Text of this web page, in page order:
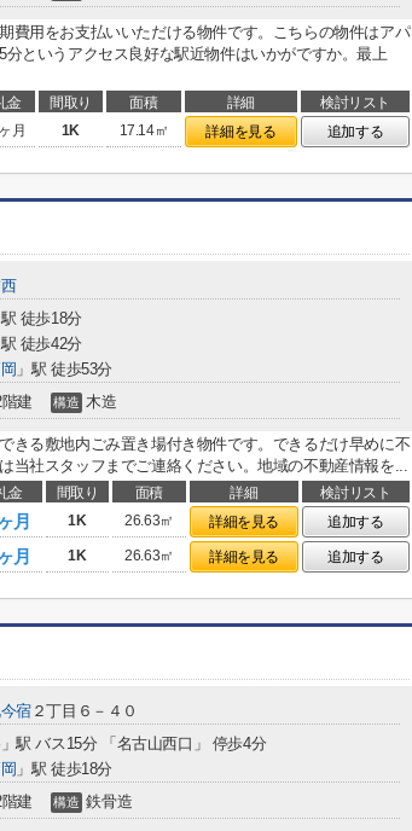
費用をお支払いいただける物件です。こちらの物件はアパ
分というアクセス良好な駅近物件はいかがですか。最上
金 間取り 面積 詳細
検討リスト
月 1K 17.14㎡ 詳細を見る 追加する
駅 徒歩18分
駅 徒歩42分
」駅 徒歩53分
建 構造 木造
きる敷地内ごみ置き場付き物件です。できるだけ早めに不
当社スタッフまでご連絡ください。地域の不動産情報を...
金 間取り 面積 詳細
検討リスト
月 1K 26.63㎡ 詳細を見る
追加する
月 1K 26.63㎡ 詳細を見る 追加する
宿２丁目６－４０
」駅 バス15分 「名古山西口」 停歩4分
」駅 徒歩18分
建 構造 鉄骨造